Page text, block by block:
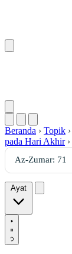
Beranda › Topik ›
pada Hari Akhir ›
Ayat